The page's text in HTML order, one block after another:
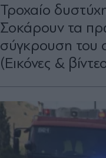
Τροχαίο
Σοκάρουν τα
σύγκρουση του
(Εικόνες &